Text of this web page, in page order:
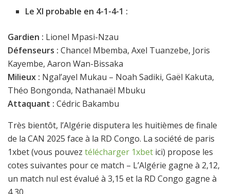
Le XI probable en 4-1-4-1 :
Gardien : Lionel Mpasi-Nzau
Défenseurs : Chancel Mbemba, Axel Tuanzebe, Joris
Kayembe, Aaron Wan-Bissaka
Milieux : Ngal’ayel Mukau – Noah Sadiki, Gaël Kakuta,
Théo Bongonda, Nathanaël Mbuku
Attaquant : Cédric Bakambu
Très bientôt, l’Algérie disputera les huitièmes de finale
de la CAN 2025 face à la RD Congo. La société de paris
1xbet (vous pouvez télécharger 1xbet ici) propose les
cotes suivantes pour ce match – L’Algérie gagne à 2,12,
un match nul est évalué à 3,15 et la RD Congo gagne à